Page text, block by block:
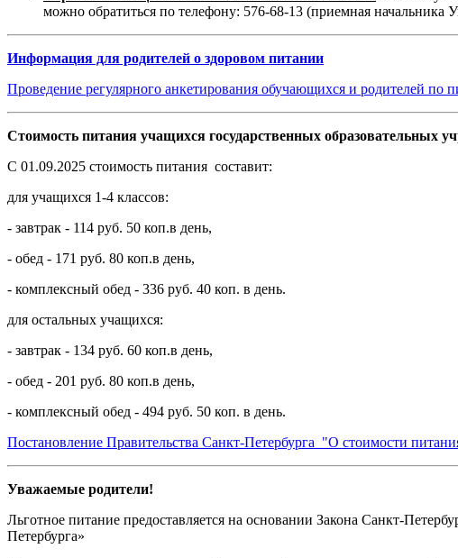
можно обратиться по телефону: 576-68-13 (приемная
Информация для родителей о здоровом питании
Проведение регулярного анкетирования обучающихся и родителей по
Стоимость питания учащихся государственных образовательных
С 01.09.2025 стоимость питания составит:
для учащихся 1-4 классов:
- завтрак - 114 руб. 50 коп.в день,
- обед - 171 руб. 80 коп.в день,
- комплексный обед - 336 руб. 40 коп. в день.
для остальных учащихся:
- завтрак - 134 руб. 60 коп.в день,
- обед - 201 руб. 80 коп.в день,
- комплексный обед - 494 руб. 50 коп. в день.
Постановление Правительства Санкт-Петербурга "О стоимости
Уважаемые родители!
Льготное питание предоставляется на основании Закона Санкт-
Петербурга»